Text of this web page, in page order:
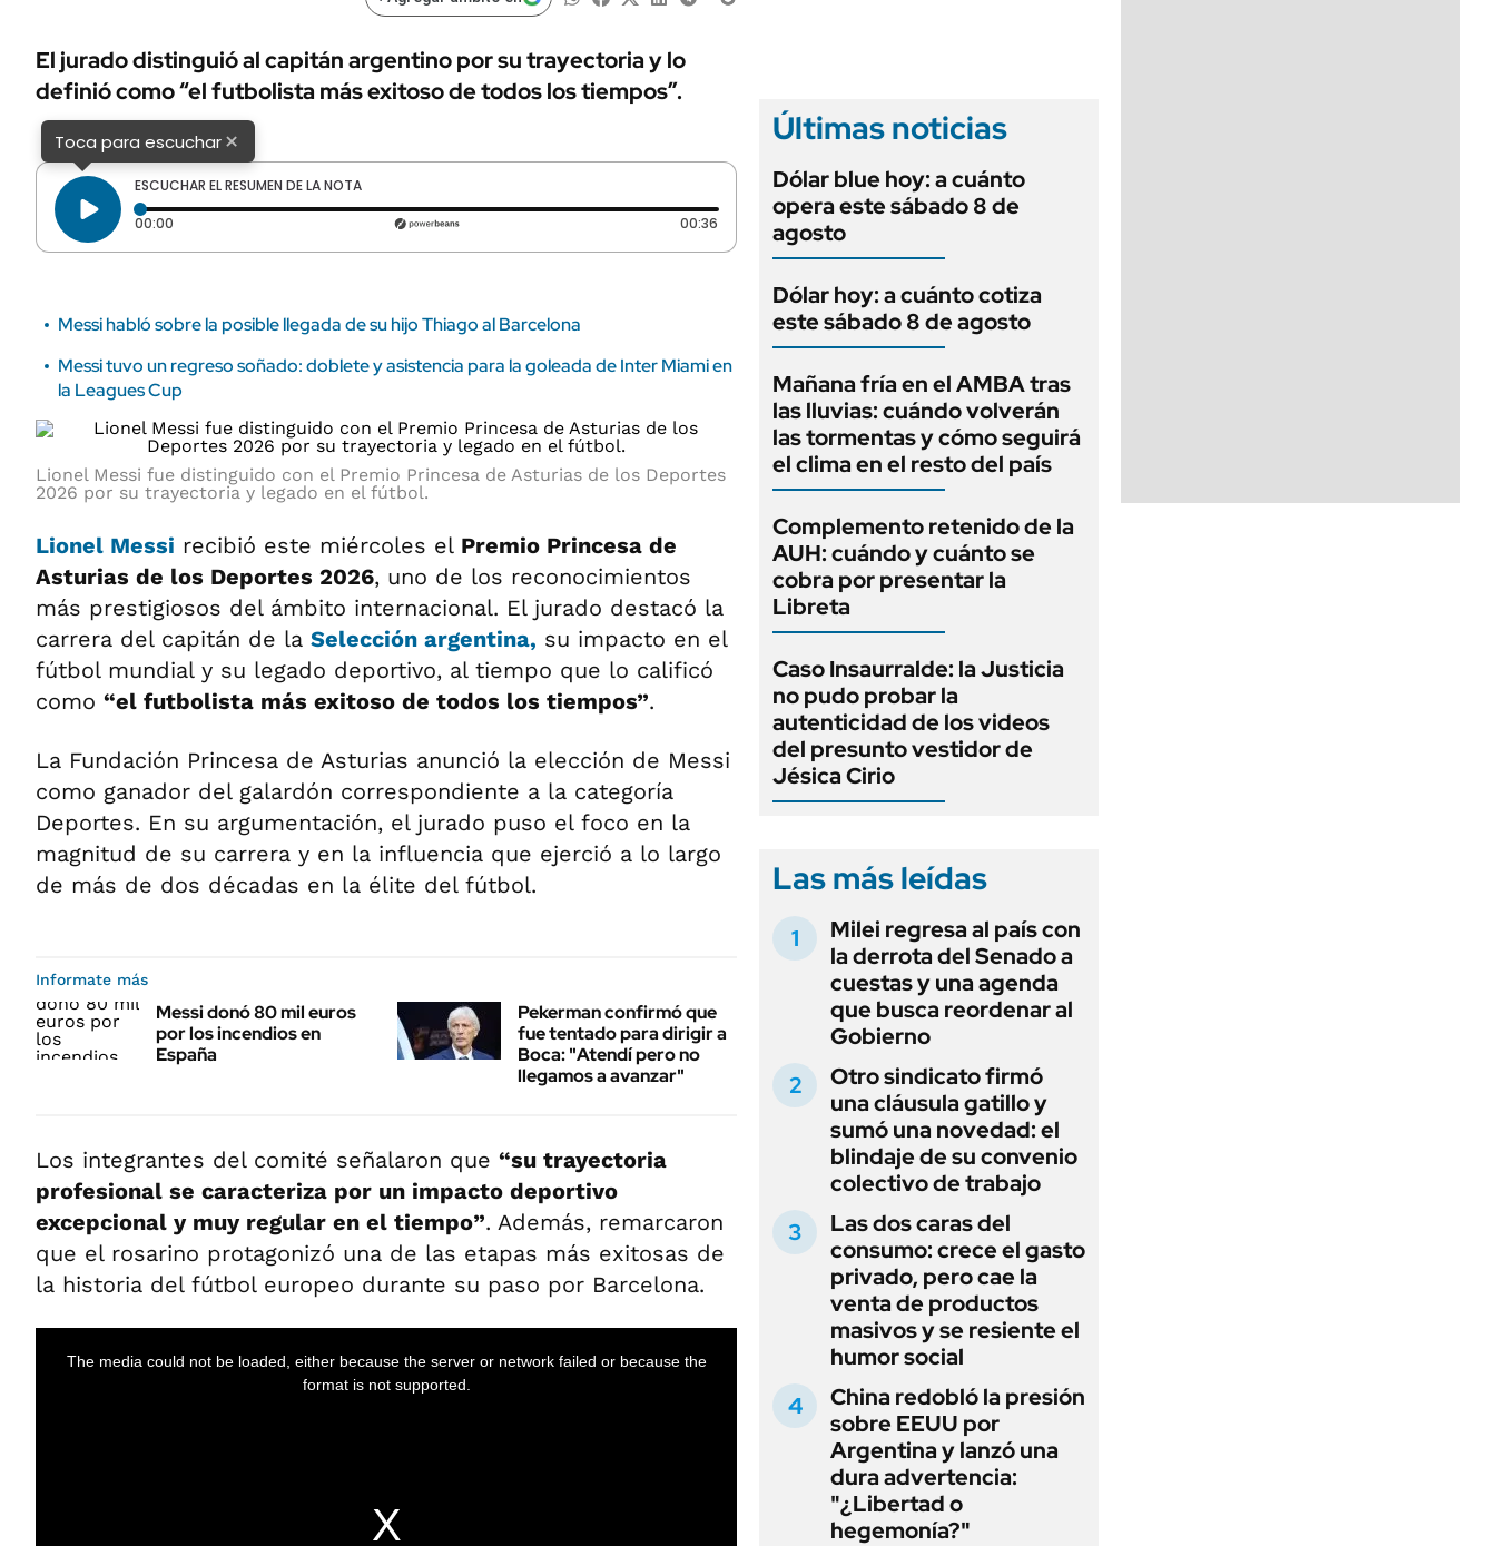
URUGUAY
AUTOS
El jurado distinguió al capitán argentino por su trayectoria y lo
definió como “el futbolista más exitoso de todos los tiempos”.
Toca para escuchar×
ESCUCHAR EL RESUMEN DE LA NOTA
00:00 Tiempo transcurrido: 0 segundos 00:36 Duración: 36 segundos
Messi habló sobre la posible llegada de su hijo Thiago al Barcelona
Messi tuvo un regreso soñado: doblete y asistencia para la goleada de Inter Miami en
la Leagues Cup
Lionel Messi fue distinguido con el Premio Princesa de Asturias de los Deportes
2026 por su trayectoria y legado en el fútbol.
Lionel Messi recibió este miércoles el Premio Princesa de
Asturias de los Deportes 2026, uno de los reconocimientos
más prestigiosos del ámbito internacional. El jurado destacó la
carrera del capitán de la Selección argentina, su impacto en el
fútbol mundial y su legado deportivo, al tiempo que lo calificó
como “el futbolista más exitoso de todos los tiempos”.
La Fundación Princesa de Asturias anunció la elección de Messi
como ganador del galardón correspondiente a la categoría
Deportes. En su argumentación, el jurado puso el foco en la
magnitud de su carrera y en la influencia que ejerció a lo largo
de más de dos décadas en la élite del fútbol.
Informate más
Messi donó 80 mil euros
por los incendios en
España
Pekerman confirmó que
fue tentado para dirigir a
Boca: "Atendí pero no
llegamos a avanzar"
Los integrantes del comité señalaron que “su trayectoria
profesional se caracteriza por un impacto deportivo
excepcional y muy regular en el tiempo”. Además, remarcaron
que el rosarino protagonizó una de las etapas más exitosas de
la historia del fútbol europeo durante su paso por Barcelona.
Últimas noticias
Dólar blue hoy: a cuánto
opera este sábado 8 de
agosto
Dólar hoy: a cuánto cotiza
este sábado 8 de agosto
Mañana fría en el AMBA tras
las lluvias: cuándo volverán
las tormentas y cómo seguirá
el clima en el resto del país
Complemento retenido de la
AUH: cuándo y cuánto se
cobra por presentar la
Libreta
Caso Insaurralde: la Justicia
no pudo probar la
autenticidad de los videos
del presunto vestidor de
Jésica Cirio
Las más leídas
Milei regresa al país con
la derrota del Senado a
cuestas y una agenda
que busca reordenar al
Gobierno
Otro sindicato firmó
una cláusula gatillo y
sumó una novedad: el
blindaje de su convenio
colectivo de trabajo
Las dos caras del
consumo: crece el gasto
privado, pero cae la
venta de productos
masivos y se resiente el
humor social
China redobló la presión
sobre EEUU por
Argentina y lanzó una
dura advertencia:
"¿Libertad o
hegemonía?"